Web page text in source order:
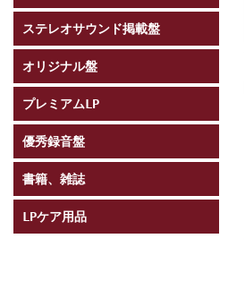
ステレオサウンド掲載盤
オリジナル盤
プレミアムLP
優秀録音盤
書籍、雑誌
LPケア用品